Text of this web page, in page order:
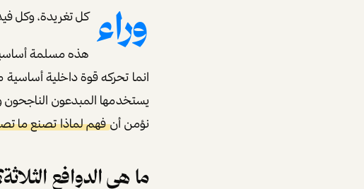
وراء كل تغريدة، وكل
هذه مسلمة
انما تحركه قوة داخلية
يستخدمها المبدعون
نؤمن أنفهم لماذا تصنع ما
ما هي الدوافع